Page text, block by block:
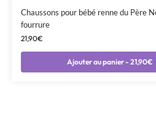
Chaussons pour bébé renne du Père
fourrure
21,90€
Ajouter au panier - 21,90€